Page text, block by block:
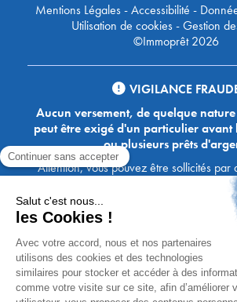
Mentions Légales-Accessibilité -
Utilisation de cookies-Gestion
©Immoprêt 2026
VIGILANCE
Aucun versement, de quelque
peut être exigé d'un particulier
ou plusieurs prêts
Attention, vous pouvez être sollicités par
Ace Crédit / Immoprêt, qui vous
crédits, en vous demandant de
des fonds, des coordonnées bancaires,
Immoprêt ne demande jamais à ses
comptes des sommes prêtées par les
des honoraires des agences. Les
Immoprêt vous écrivent toujours
xxxx@acecredit.fr ou